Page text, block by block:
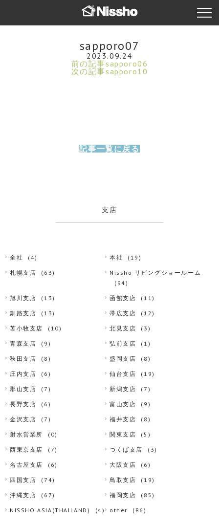
sapporo07
2023.09.24
前の記事sapporo06
次の記事sapporo10
記事一覧に戻る
支店
全社 (4) 本社 (19)
札幌支店 (63)
Nissho リビングショールーム
(94)
旭川支店 (13) 函館支店 (11)
釧路支店 (13) 帯広支店 (12)
苫小牧支店 (10) 北見支店 (3)
青森支店 (9) 弘前支店 (1)
秋田支店 (8) 盛岡支店 (8)
庄内支店 (6) 仙台支店 (19)
郡山支店 (7) 新潟支店 (7)
長野支店 (6) 富山支店 (9)
金沢支店 (7) 福井支店 (8)
射水営業所 (0) 関東支店 (5)
西東京支店 (7) つくば支店 (3)
名古屋支店 (6) 大阪支店 (6)
四国支店 (74) 鳥取支店 (19)
沖縄支店 (67) 福岡支店 (85)
NISSHO ASIA(THAILAND) (4) other (86)